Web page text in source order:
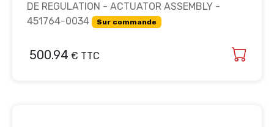
DE REGULATION - ACTUATOR ASSEMBLY -
451764-0034
Sur commande
500.94 € TTC